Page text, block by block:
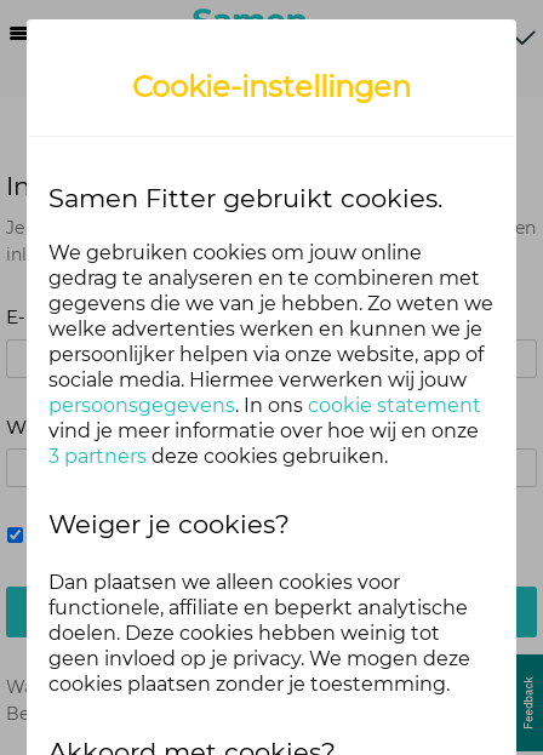
Inloggen
Je kunt met je Samen Fitter inloggegevens op alle onderdelen
inloggen. Dus één account voor website, app en webshop.
E-mailadres
Wachtwoord
Mij onthouden
Inloggen
Wachtwoord vergeten? Hier opnieuw instellen.
Ben je nog geen deelnemer?
Cookie-instellingen
Samen Fitter gebruikt cookies.
We gebruiken cookies om jouw online
gedrag te analyseren en te combineren met
gegevens die we van je hebben. Zo weten we
welke advertenties werken en kunnen we je
persoonlijker helpen via onze website, app of
sociale media. Hiermee verwerken wij jouw
persoonsgegevens. In onscookie statement
vind je meer informatie over hoe wij en onze
3 partners deze cookies gebruiken.
Weiger je cookies?
Dan plaatsen we alleen cookies voor
functionele, affiliate en beperkt analytische
doelen. Deze cookies hebben weinig tot
geen invloed op je privacy. We mogen deze
cookies plaatsen zonder je toestemming.